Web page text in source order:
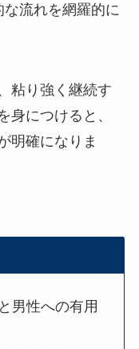
流れを網羅的に
粘り強く継続す
身につけると、
明確になりま
男性への有用